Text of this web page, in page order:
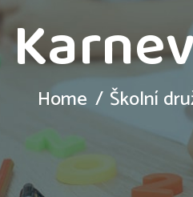
Home Školní